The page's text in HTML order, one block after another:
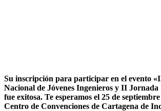
Su inscripción para participar en el evento
Nacional de Jóvenes Ingenieros y II
fue exitosa. Te esperamos el 25 de
Centro de Convenciones de Cartagena de